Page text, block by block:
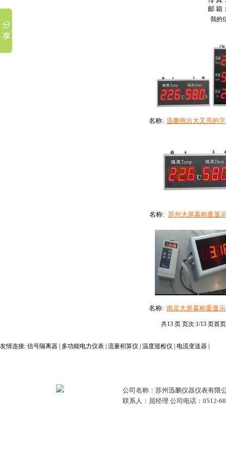
邮 箱
我的
名称: 迅鹏推出大又亮的
名称: 苏州大屏幕称重显
名称: 南京大屏幕称重显
共13 页 页次:1/13 页首页
友情连接: 信号隔离器 多功能电力仪表 流量积算仪 温度巡检仪 电流变送器
公司名称：苏州迅鹏仪器仪表有限
联系人：屈经理 公司电话：0512-